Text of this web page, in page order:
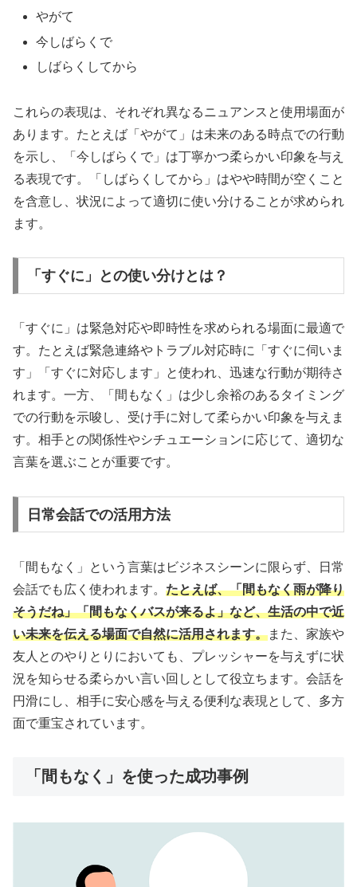
やがて
今しばらくで
しばらくしてから
これらの表現は、それぞれ異なるニュアンスと使用場面が
あります。たとえば「やがて」は未来のある時点での行動
を示し、「今しばらくで」は丁寧かつ柔らかい印象を与え
る表現です。「しばらくしてから」はやや時間が空くこと
を含意し、状況によって適切に使い分けることが求められ
ます。
「すぐに」との使い分けとは？
「すぐに」は緊急対応や即時性を求められる場面に最適で
す。たとえば緊急連絡やトラブル対応時に「すぐに伺いま
す」「すぐに対応します」と使われ、迅速な行動が期待さ
れます。一方、「間もなく」は少し余裕のあるタイミング
での行動を示唆し、受け手に対して柔らかい印象を与えま
す。相手との関係性やシチュエーションに応じて、適切な
言葉を選ぶことが重要です。
日常会話での活用方法
「間もなく」という言葉はビジネスシーンに限らず、日常
会話でも広く使われます。 たとえば、「間もなく雨が降り
そうだね」「間もなくバスが来るよ」など、生活の中で近
い未来を伝える場面で自然に活用されます。また、家族や
友人とのやりとりにおいても、プレッシャーを与えずに状
況を知らせる柔らかい言い回しとして役立ちます。会話を
円滑にし、相手に安心感を与える便利な表現として、多方
面で重宝されています。
「間もなく」を使った成功事例